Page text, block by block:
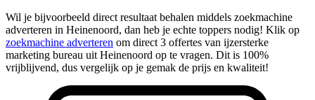
Wil je bijvoorbeeld direct resultaat behalen middels zoekmachine
adverteren in Heinenoord, dan heb je echte toppers nodig! Klik op
zoekmachine adverteren om direct 3 offertes van ijzersterke
marketing bureau uit Heinenoord op te vragen. Dit is 100%
vrijblijvend, dus vergelijk op je gemak de prijs en kwaliteit!